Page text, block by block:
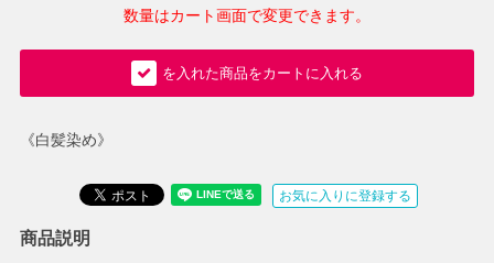
《白髪染め》
数量はカート画面で変更できます。
を入れた商品をカートに入れる
お気に入りに登録する
商品説明